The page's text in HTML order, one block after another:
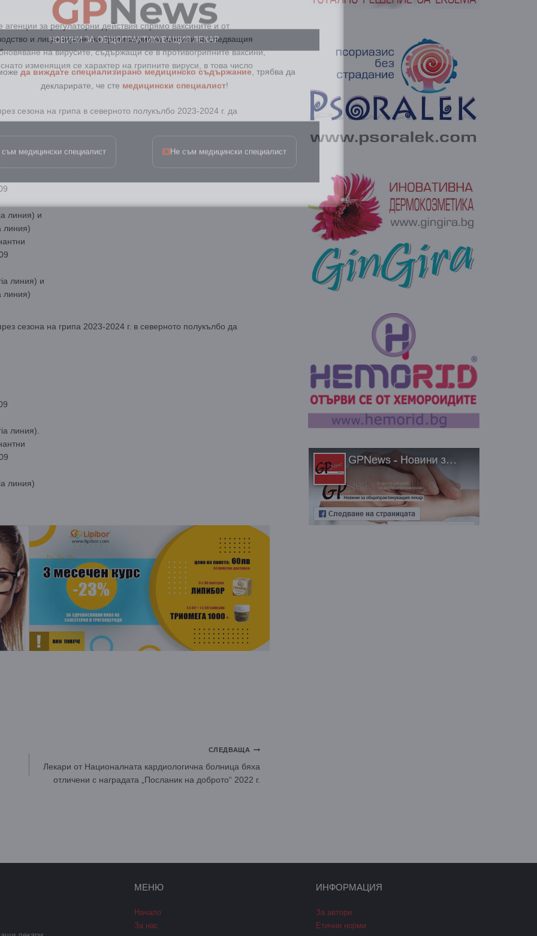
за регулаторни действия спрямо ваксините и от
и лицензиране на противогрипни ваксини за следващия
на вирусите, съдържащи се в противогрипните ваксини,
изменящия се характер на грипните вируси, в това число
сезона на грипа в северното полукълбо 2023-2024 г. да
линия) и
линия)
линия) и
линия)
сезона на грипа 2023-2024 г. в северното полукълбо да
линия).
линия)
СЛЕДВАЩА
Лекари от Националната кардиологична болница бяха
отличени с наградата „Посланик на доброто“ 2022 г.
МЕНЮ
Начало
За нас
ИНФОРМАЦИЯ
За автори
Етични норми
НОВИНИ ЗА ОБЩОПРАКТИКУВАЩИЯ ЛЕКАР
да виждате специализирано медицинско съдържание, трябва да
декларирате, че стемедицински специалист!
медицински специалист Не съм медицински специалист